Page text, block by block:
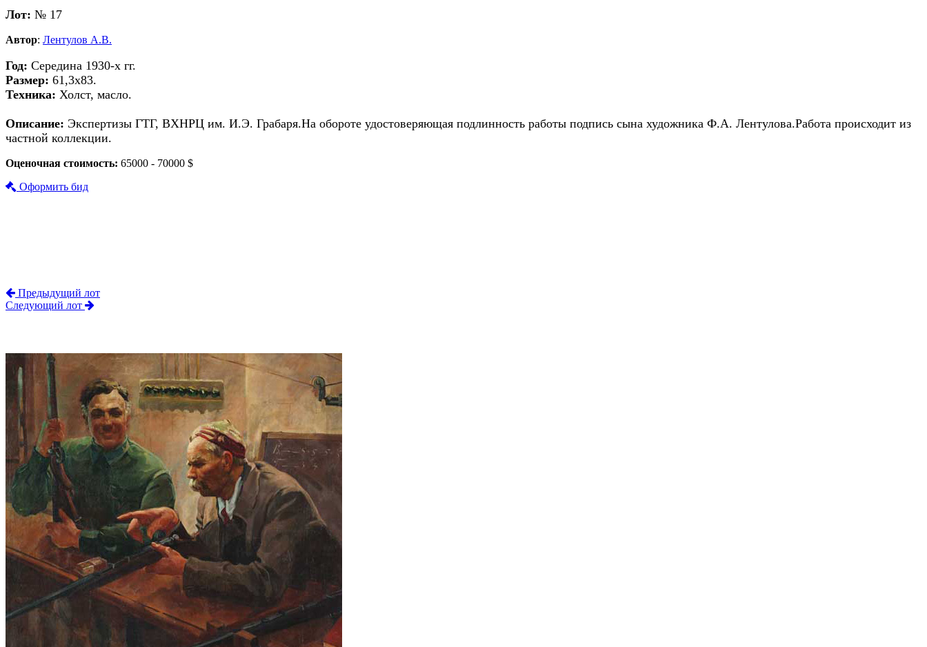
Лот: № 17
Автор: Лентулов А.В.
Год: Cередина 1930-х гг.
Размер: 61,3х83.
Техника: Холст, масло.
Описание: Экспертизы ГТГ, ВХНРЦ им. И.Э. Грабаря.На обороте удостоверяющая подлинность работы подпись сына художника Ф.А. Лентулова.Работа происходит из
частной коллекции.
Оценочная стоимость: 65000 - 70000 $
Оформить бид
Предыдущий лот
Следующий лот